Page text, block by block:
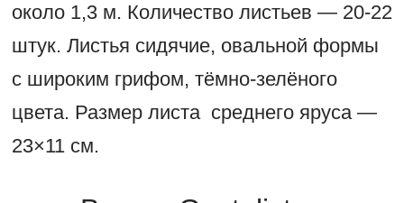
около 1,3 м. Количество листьев — 20-22
штук. Листья сидячие, овальной формы
с широким грифом, тёмно-зелёного
цвета. Размер листа среднего яруса —
23×11 см.